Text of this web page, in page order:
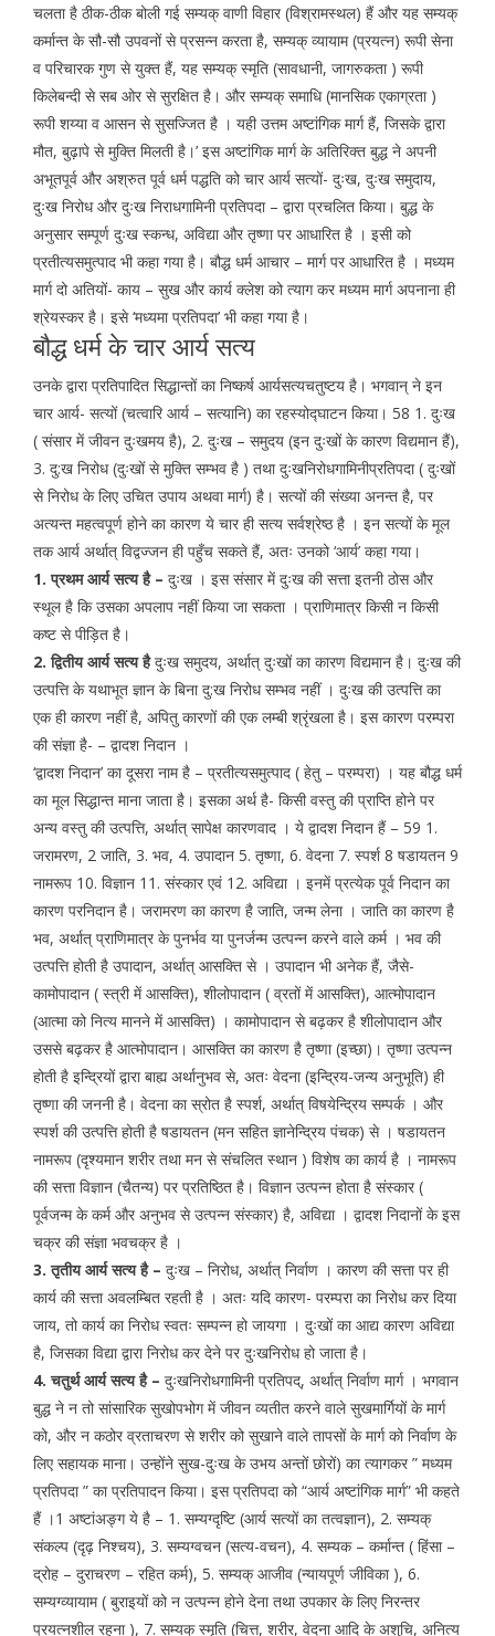
चलता है ठीक-ठीक बोली गई सम्यक् वाणी विहार (विश्रामस्थल) हैं और यह सम्यक्
कर्मान्त के सौ-सौ उपवनों से प्रसन्न करता है, सम्यक् व्यायाम (प्रयत्न) रूपी सेना
व परिचारक गुण से युक्त हैं, यह सम्यक् स्मृति (सावधानी, जागरुकता ) रूपी
किलेबन्दी से सब ओर से सुरक्षित है। और सम्यक् समाधि (मानसिक एकाग्रता )
रूपी शय्या व आसन से सुसज्जित है । यही उत्तम अष्टांगिक मार्ग हैं, जिसके द्वारा
मौत, बुढ़ापे से मुक्ति मिलती है।’ इस अष्टांगिक मार्ग के अतिरिक्त बुद्ध ने अपनी
अभूतपूर्व और अश्रुत पूर्व धर्म पद्धति को चार आर्य सत्यों- दुःख, दुःख समुदाय,
दुःख निरोध और दुःख निराधगामिनी प्रतिपदा – द्वारा प्रचलित किया। बुद्ध के
अनुसार सम्पूर्ण दुःख स्कन्ध, अविद्या और तृष्णा पर आधारित है । इसी को
प्रतीत्यसमुत्पाद भी कहा गया है। बौद्ध धर्म आचार – मार्ग पर आधारित है । मध्यम
मार्ग दो अतियों- काय – सुख और कार्य क्लेश को त्याग कर मध्यम मार्ग अपनाना ही
श्रेयस्कर है। इसे ‘मध्यमा प्रतिपदा’ भी कहा गया है।
बौद्ध धर्म के चार आर्य सत्य
उनके द्वारा प्रतिपादित सिद्धान्तों का निष्कर्ष आर्यसत्यचतुष्टय है। भगवान् ने इन
चार आर्य- सत्यों (चत्वारि आर्य – सत्यानि) का रहस्योद्घाटन किया। 58 1. दुःख
( संसार में जीवन दुःखमय है), 2. दुःख – समुदय (इन दुःखों के कारण विद्यमान हैं),
3. दु:ख निरोध (दुःखों से मुक्ति सम्भव है ) तथा दुःखनिरोधगामिनीप्रतिपदा ( दुःखों
से निरोध के लिए उचित उपाय अथवा मार्ग) है। सत्यों की संख्या अनन्त है, पर
अत्यन्त महत्वपूर्ण होने का कारण ये चार ही सत्य सर्वश्रेष्ठ है । इन सत्यों के मूल
तक आर्य अर्थात् विद्वज्जन ही पहुँच सकते हैं, अतः उनको ‘आर्य’ कहा गया।
1. प्रथम आर्य सत्य है – दुःख । इस संसार में दुःख की सत्ता इतनी ठोस और
स्थूल है कि उसका अपलाप नहीं किया जा सकता । प्राणिमात्र किसी न किसी
कष्ट से पीड़ित है।
2. द्वितीय आर्य सत्य हैदुःख समुदय, अर्थात् दुःखों का कारण विद्यमान है। दुःख की
उत्पत्ति के यथाभूत ज्ञान के बिना दु:ख निरोध सम्भव नहीं । दुःख की उत्पत्ति का
एक ही कारण नहीं है, अपितु कारणों की एक लम्बी श्रृंखला है। इस कारण परम्परा
की संज्ञा है- – द्वादश निदान ।
‘द्वादश निदान’ का दूसरा नाम है – प्रतीत्यसमुत्पाद ( हेतु – परम्परा) । यह बौद्ध धर्म
का मूल सिद्धान्त माना जाता है। इसका अर्थ है- किसी वस्तु की प्राप्ति होने पर
अन्य वस्तु की उत्पत्ति, अर्थात् सापेक्ष कारणवाद । ये द्वादश निदान हैं – 59 1.
जरामरण, 2 जाति, 3. भव, 4. उपादान 5. तृष्णा, 6. वेदना 7. स्पर्श 8 षडायतन 9
नामरूप 10. विज्ञान 11. संस्कार एवं 12. अविद्या । इनमें प्रत्येक पूर्व निदान का
कारण परनिदान है। जरामरण का कारण है जाति, जन्म लेना । जाति का कारण है
भव, अर्थात् प्राणिमात्र के पुनर्भव या पुनर्जन्म उत्पन्न करने वाले कर्म । भव की
उत्पत्ति होती है उपादान, अर्थात् आसक्ति से । उपादान भी अनेक हैं, जैसे-
कामोपादान ( स्त्री में आसक्ति), शीलोपादान ( व्रतों में आसक्ति), आत्मोपादान
(आत्मा को नित्य मानने में आसक्ति) । कामोपादान से बढ़कर है शीलोपादान और
उससे बढ़कर है आत्मोपादान। आसक्ति का कारण है तृष्णा (इच्छा)। तृष्णा उत्पन्न
होती है इन्द्रियों द्वारा बाह्य अर्थानुभव से, अतः वेदना (इन्द्रिय-जन्य अनुभूति) ही
तृष्णा की जननी है। वेदना का स्रोत है स्पर्श, अर्थात् विषयेन्द्रिय सम्पर्क । और
स्पर्श की उत्पत्ति होती है षडायतन (मन सहित ज्ञानेन्द्रिय पंचक) से । षडायतन
नामरूप (दृश्यमान शरीर तथा मन से संचलित स्थान ) विशेष का कार्य है । नामरूप
की सत्ता विज्ञान (चैतन्य) पर प्रतिष्ठित है। विज्ञान उत्पन्न होता है संस्कार (
पूर्वजन्म के कर्म और अनुभव से उत्पन्न संस्कार) है, अविद्या । द्वादश निदानों के इस
चक्र की संज्ञा भवचक्र है ।
3. तृतीय आर्य सत्य है – दुःख – निरोध, अर्थात् निर्वाण । कारण की सत्ता पर ही
कार्य की सत्ता अवलम्बित रहती है । अतः यदि कारण- परम्परा का निरोध कर दिया
जाय, तो कार्य का निरोध स्वतः सम्पन्न हो जायगा । दुःखों का आद्य कारण अविद्या
है, जिसका विद्या द्वारा निरोध कर देने पर दुःखनिरोध हो जाता है।
4. चतुर्थ आर्य सत्य है – दुःखनिरोधगामिनी प्रतिपद्, अर्थात् निर्वाण मार्ग । भगवान
बुद्ध ने न तो सांसारिक सुखोपभोग में जीवन व्यतीत करने वाले सुखमार्गियों के मार्ग
को, और न कठोर व्रताचरण से शरीर को सुखाने वाले तापसों के मार्ग को निर्वाण के
लिए सहायक माना। उन्होंने सुख-दुःख के उभय अन्तों छोरों) का त्यागकर ” मध्यम
प्रतिपदा ” का प्रतिपादन किया। इस प्रतिपदा को “आर्य अष्टांगिक मार्ग” भी कहते
हैं ।1 अष्टांअङ्ग ये है – 1. सम्यग्दृष्टि (आर्य सत्यों का तत्वज्ञान), 2. सम्यक्
संकल्प (दृढ़ निश्चय), 3. सम्यग्वचन (सत्य-वचन), 4. सम्यक – कर्मान्त ( हिंसा –
द्रोह – दुराचरण – रहित कर्म), 5. सम्यक् आजीव (न्यायपूर्ण जीविका ), 6.
सम्यग्व्यायाम ( बुराइयों को न उत्पन्न होने देना तथा उपकार के लिए निरन्तर
प्रयत्नशील रहना ), 7. सम्यक् स्मृति (चित्त, शरीर, वेदना आदि के अशुचि, अनित्य